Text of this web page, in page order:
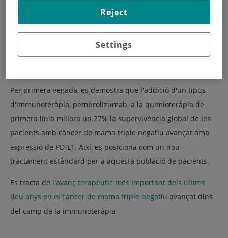
Investigadors de l’International Breast Cancer Center (IBCC)
lideren l’estudi internacionalKEYNOTE-355recentment
Per primera vegada, es demostra que l'addició d'un tipus
d'immunoteràpia, pembrolizumab, a la quimioteràpia de
primera línia millora un 27% la supervivència global de les
pacients amb càncer de mama triple negatiu avançat amb
expressió de PD-L1. Així, es posiciona com un nou
tractament estàndard per a aquesta població de pacients.
Es tracta de l'avanç terapèutic més important dels últims
deu anys en el càncer de mama triple negatiu avançat dins
del camp de la immunoteràpia
Settings
Reject